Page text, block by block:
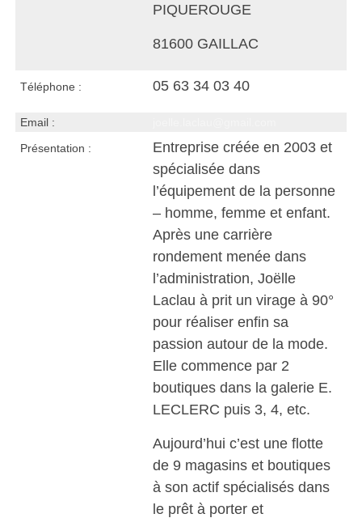
PIQUEROUGE
81600 GAILLAC
Téléphone : 05 63 34 03 40
Email :
Présentation :
Entreprise créée en 2003 et
spécialisée dans
l’équipement de la personne
– homme, femme et enfant.
Après une carrière
rondement menée dans
l’administration, Joëlle
Laclau à prit un virage à 90°
pour réaliser enfin sa
passion autour de la mode.
Elle commence par 2
boutiques dans la galerie E.
LECLERC puis 3, 4, etc.
Aujourd’hui c’est une flotte
de 9 magasins et boutiques
à son actif spécialisés dans
le prêt à porter et